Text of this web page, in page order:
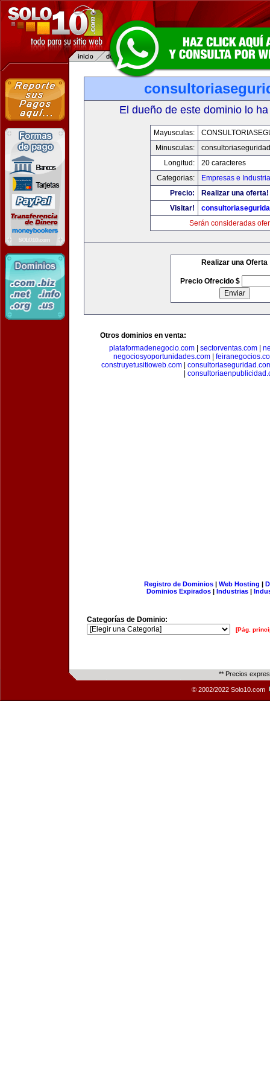
El dueño de este dominio lo
Mayusculas:
Minusculas:
Longitud:
20 caracteres
Categorias:
Empresas e
Precio:
Realizar una oferta!
Visitar!
Serán consideradas
Realizar una Oferta
Precio Ofrecido $
Otros dominios en venta:
plataformadenegocio.com| sectorventas.com|
negociosyoportunidades.com
construyetusitioweb.com|
Registro de Dominios| Web Hosting |
Dominios Expirados | Industrias |
Categorías de Dominio:
[Pág.
** Precios
© 2002/2022 Solo10.com